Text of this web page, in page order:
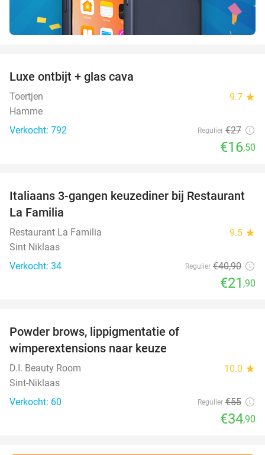
Luxe ontbijt + glas cava
Toertjen 9.7 star
Hamme
Verkocht: 792
Regulier €27
€16,50
46%
Italiaans 3-gangen keuzediner bij Restaurant
La Familia
Restaurant La Familia 9.5 star
Sint Niklaas
Verkocht: 34
Regulier €40,90
€21 ,90
Powder brows, lippigmentatie of
wimperextensions naar keuze
D.I. Beauty Room 10.0 star
Sint-Niklaas
Verkocht: 60
Regulier €55
€34,90